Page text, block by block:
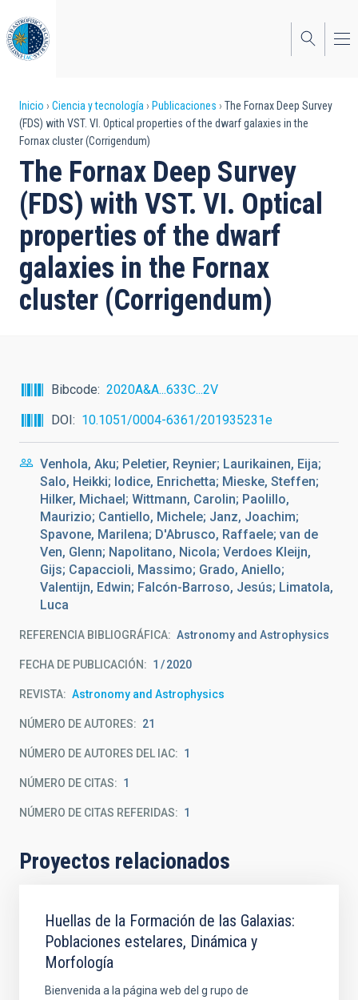
al
contenido
principal
Sobrescribir
enlaces
de
ayuda
a
la
navegación
Inicio Ciencia y tecnología Publicaciones
The Fornax Deep Survey
(FDS) with VST. VI. Optical properties of the dwarf galaxies in the
Fornax cluster (Corrigendum)
The Fornax Deep Survey
(FDS) with VST. VI. Optical
properties of the dwarf
galaxies in the Fornax
cluster (Corrigendum)
Bibcode
2020A&A...633C...2V
DOI
10.1051/0004-6361/201935231e
Venhola, Aku; Peletier, Reynier; Laurikainen, Eija;
Salo, Heikki; Iodice, Enrichetta; Mieske, Steffen;
Hilker, Michael; Wittmann, Carolin; Paolillo,
Maurizio; Cantiello, Michele; Janz, Joachim;
Spavone, Marilena; D'Abrusco, Raffaele; van de
Ven, Glenn; Napolitano, Nicola; Verdoes Kleijn,
Gijs; Capaccioli, Massimo; Grado, Aniello;
Valentijn, Edwin; Falcón-Barroso, Jesús; Limatola,
Luca
REFERENCIA BIBLIOGRÁFICA Astronomy and Astrophysics
FECHA DE PUBLICACIÓN: 1 2020
REVISTA Astronomy and Astrophysics
NÚMERO DE AUTORES 21
NÚMERO DE AUTORES DEL IAC 1
NÚMERO DE CITAS 1
NÚMERO DE CITAS REFERIDAS 1
Proyectos relacionados
Huellas de la Formación de las Galaxias:
Poblaciones estelares, Dinámica y
Morfología
Bienvenida a la página web del g rupo de